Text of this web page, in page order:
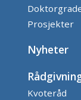
Prosjekter
Nyheter
Kvoteråd